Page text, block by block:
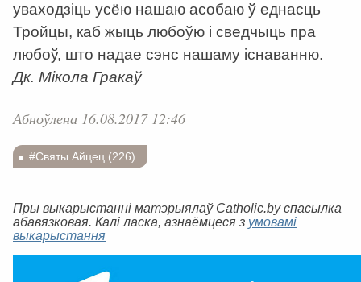
уваходзіць усёю нашаю асобаю ў еднасць
Тройцы, каб жыць любоўю і сведчыць пра
любоў, што надае сэнс нашаму існаванню.
Дк. Мікола Гракаў
Абноўлена 16.08.2017 12:46
#Святы Айцец (226)
Пры выкарыстанні матэрыялаў Catholic.by спасылка
абавязковая. Калі ласка, азнаёмцеся з умовамі
выкарыстання